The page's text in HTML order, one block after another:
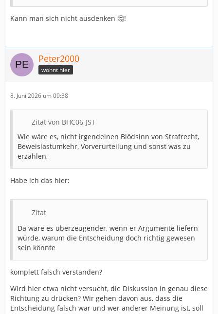
Kann man sich nicht ausdenken 🤔!
Peter2000
wohnt hier
8. Juni 2026 um 09:38
Zitat von BHC06-JST
Wie wäre es, nicht irgendeinen Blödsinn von Strafrecht,
Beweislastumkehr, Vorverurteilung und sonst was zu
erzählen,
Habe ich das hier:
Zitat
Da wäre es überzeugender, wenn er Argumente liefern
würde, warum die Entscheidung doch richtig gewesen
sein könnte
komplett falsch verstanden?
Wird hier etwa nicht versucht, die Diskussion in genau diese
Richtung zu drücken? Wir gehen davon aus, dass die
Entscheidung falsch war und wer anderer Meinung ist, soll